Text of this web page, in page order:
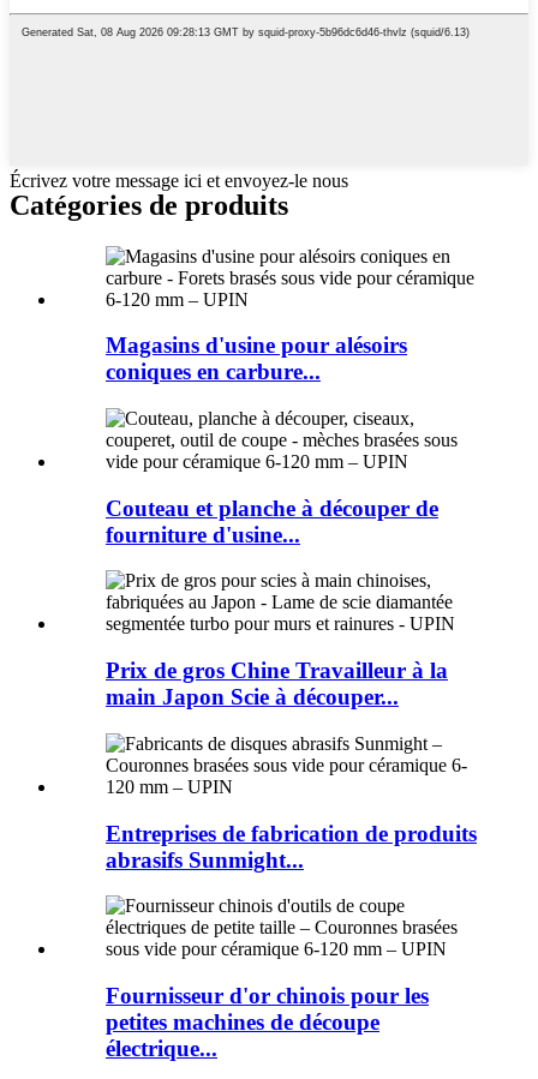
Écrivez votre message ici et envoyez-le nous
Catégories de produits
Magasins d'usine pour alésoirs
coniques en carbure...
Couteau et planche à découper de
fourniture d'usine...
Prix ​​de gros Chine Travailleur à la
main Japon Scie à découper...
Entreprises de fabrication de produits
abrasifs Sunmight...
Fournisseur d'or chinois pour les
petites machines de découpe
électrique...